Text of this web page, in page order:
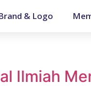
& Logo
Ilmiah